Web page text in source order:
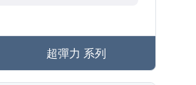
超彈力 系列